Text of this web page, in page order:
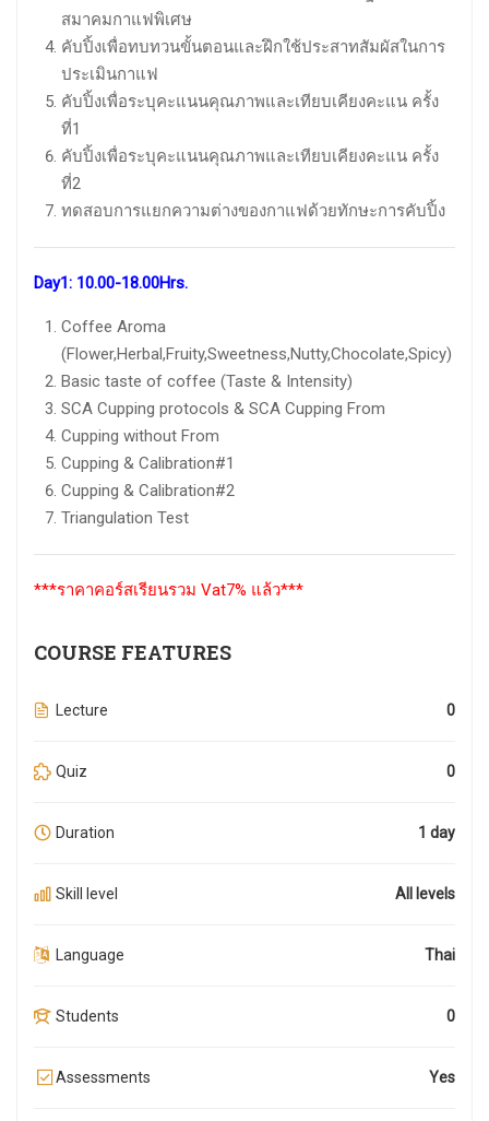
สมาคมกาแฟพิเศษ
คับปิ้งเพื่อทบทวนขั้นตอนและฝึกใช้ประสาทสัมผัสในการ
ประเมินกาแฟ
คับปิ้งเพื่อระบุคะแนนคุณภาพและเทียบเคียงคะแน ครั้ง
ที่1
คับปิ้งเพื่อระบุคะแนนคุณภาพและเทียบเคียงคะแน ครั้ง
ที่2
ทดสอบการแยกความต่างของกาแฟด้วยทักษะการคับปิ้ง
Day1 : 10.00-18.00Hrs.
Coffee Aroma
(Flower,Herbal,Fruity,Sweetness,Nutty,Chocolate,Spicy)
Basic taste of coffee (Taste & Intensity)
SCA Cupping protocols & SCA Cupping From
Cupping without From
Cupping & Calibration#1
Cupping & Calibration#2
Triangulation Test
***ราคาคอร์สเรียนรวม Vat7% แล้ว***
COURSE FEATURES
Lecture 0
Quiz 0
Duration 1 day
Skill level All levels
Language Thai
Students 0
Assessments Yes